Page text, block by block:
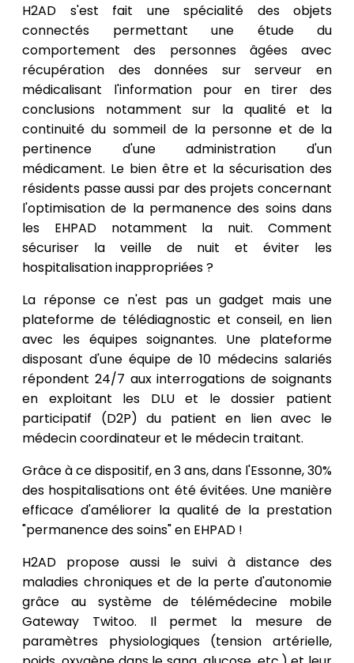
H2AD s'est fait une spécialité des objets
connectés permettant une étude du
comportement des personnes âgées avec
récupération des données sur serveur en
médicalisant l'information pour en tirer des
conclusions notamment sur la qualité et la
continuité du sommeil de la personne et de la
pertinence d'une administration d'un
médicament. Le bien être et la sécurisation des
résidents passe aussi par des projets concernant
l'optimisation de la permanence des soins dans
les EHPAD notamment la nuit. Comment
sécuriser la veille de nuit et éviter les
hospitalisation inappropriées ?
La réponse ce n'est pas un gadget mais une
plateforme de télédiagnostic et conseil, en lien
avec les équipes soignantes. Une plateforme
disposant d'une équipe de 10 médecins salariés
répondent 24/7 aux interrogations de soignants
en exploitant les DLU et le dossier patient
participatif (D2P) du patient en lien avec le
médecin coordinateur et le médecin traitant.
Grâce à ce dispositif, en 3 ans, dans l'Essonne, 30%
des hospitalisations ont été évitées. Une manière
efficace d'améliorer la qualité de la prestation
"permanence des soins" en EHPAD !
H2AD propose aussi le suivi à distance des
maladies chroniques et de la perte d'autonomie
grâce au système de télémédecine mobile
Gateway Twitoo. Il permet la mesure de
paramètres physiologiques (tension artérielle,